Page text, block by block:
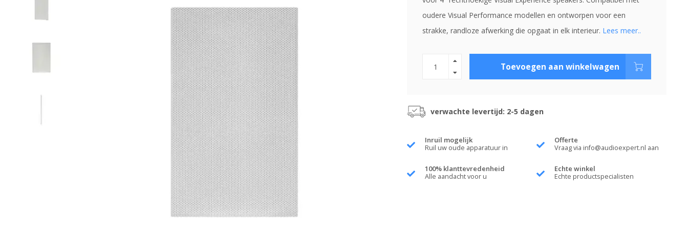
oudere Visual Performance modellen en ontworpen voor een
strakke, randloze afwerking die opgaat in elk interieur. Lees meer..
Toevoegen aan winkelwagen
verwachte levertijd: 2-5 dagen
Inruil mogelijk
Ruil uw oude apparatuur in
Offerte
Vraag via info@audioexpert.nl aan
100% klanttevredenheid
Alle aandacht voor u
Echte winkel
Echte productspecialisten